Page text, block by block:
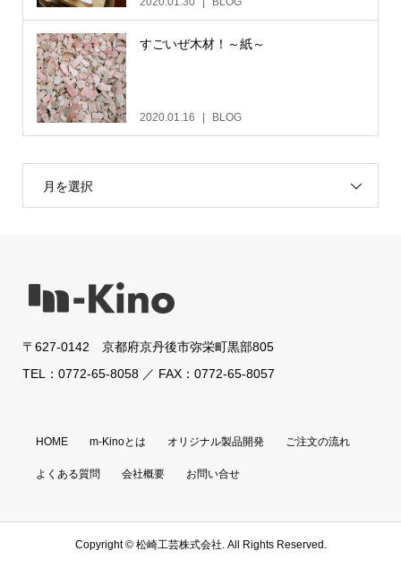
すごいぜ木材！～紙～
2020.01.16 BLOG
月を選択
〒627-0142 京都府京丹後市弥栄町黒部805
TEL：0772-65-8058 ／ FAX：0772-65-8057
HOME m-Kinoとは オリジナル製品開発 ご注文の流れ
よくある質問 会社概要 お問い合せ
Copyright ©松崎工芸株式会社. All Rights Reserved.